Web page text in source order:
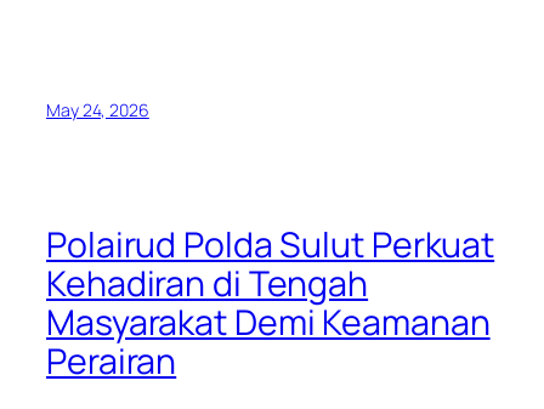
May 24, 2026
Polairud Polda Sulut Perkuat
Kehadiran di Tengah
Masyarakat Demi Keamanan
Perairan